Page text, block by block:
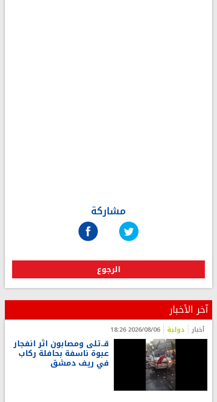
مشاركة
الرجوع
آخر الأخبار
أخبار دولية 2026/08/06 18:26
قـ.تلى ومصابون اثر انفجار
عبوة ناسفة بحافلة ركاب
في ريف دمشق